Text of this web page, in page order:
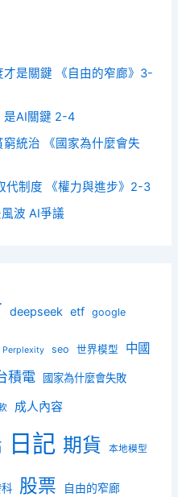
是關鍵 《自由的窄廊》3-
是AI關鍵 2-4
統治 《國家為什麼會失
代制度 《權力與進步》2-3
波 AI爭議
deepseek etf google
Perplexity seo 世界模型 中國
積電 國家為什麼會失敗
成人內容
日記 期貨 本地模型
股票 自由的窄廊